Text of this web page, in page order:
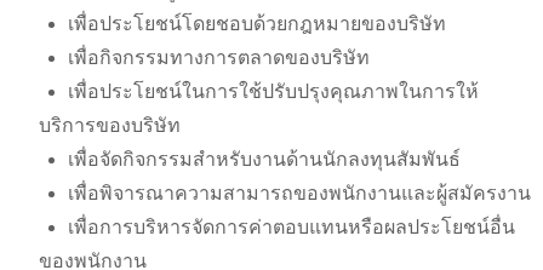
เพื่อประโยชน์โดยชอบด้วยกฎหมายของบริษัท
เพื่อกิจกรรมทางการตลาดของบริษัท
เพื่อประโยชน์ในการใช้ปรับปรุงคุณภาพในการให้
บริการของบริษัท
เพื่อจัดกิจกรรมสำหรับงานด้านนักลงทุนสัมพันธ์
เพื่อพิจารณาความสามารถของพนักงานและผู้สมัครงาน
เพื่อการบริหารจัดการค่าตอบแทนหรือผลประโยชน์อื่น
ของพนักงาน